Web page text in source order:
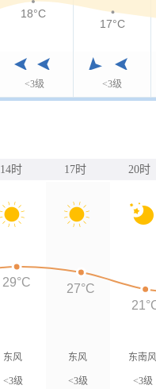
<3级 <3级
18°C
17°C
14时 17时 20时
东风
<3级
东风
<3级
东南
<3级
29°C
27°C